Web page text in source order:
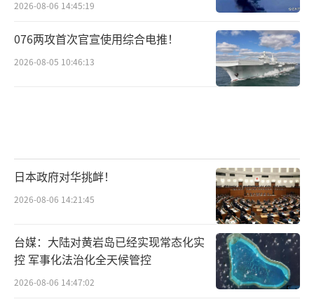
2026-08-06 14:45:19
076两攻首次官宣使用综合电推！
2026-08-05 10:46:13
日本政府对华挑衅！
2026-08-06 14:21:45
台媒：大陆对黄岩岛已经实现常态化实
控 军事化法治化全天候管控
2026-08-06 14:47:02